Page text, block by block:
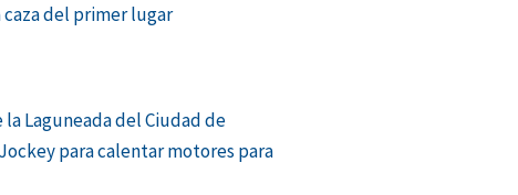
del primer lugar
la Laguneada del Ciudad de
Jockey para calentar motores para